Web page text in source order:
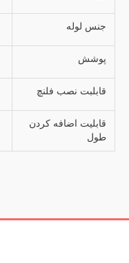
جنس لوله
پوشش
قابلبت نصب فلنچ
قابلیت اضافه کردن
طول